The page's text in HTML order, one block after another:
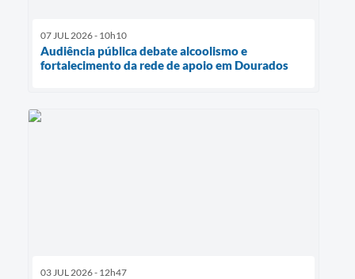
07 JUL 2026 - 10h10
Audiência pública debate alcoolismo e
fortalecimento da rede de apoio em Dourados
03 JUL 2026 - 12h47